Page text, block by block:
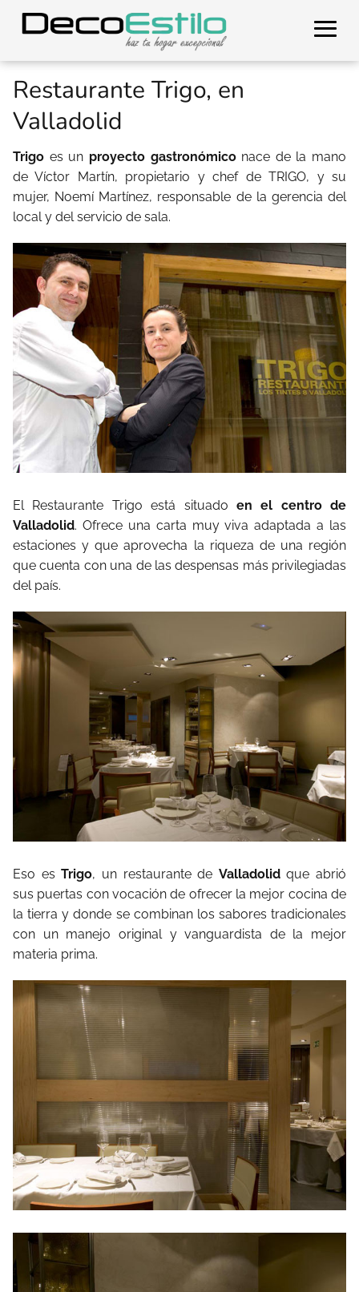
Restaurante Trigo, en
Valladolid
Trigo es un proyecto gastronómiconace de la mano
de Víctor Martín, propietario y chef de TRIGO, y su
mujer, Noemí Martínez, responsable de la gerencia del
local y del servicio de sala.
El Restaurante Trigo está situado en el centro de
Valladolid. Ofrece una carta muy viva adaptada a las
estaciones y que aprovecha la riqueza de una región
que cuenta con una de las despensas más privilegiadas
del país.
Eso esTrigo, un restaurante de Valladolidque abrió
sus puertas con vocación de ofrecer la mejor cocina de
la tierra y donde se combinan los sabores tradicionales
con un manejo original y vanguardista de la mejor
materia prima.